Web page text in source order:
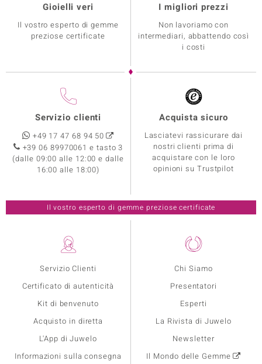
Servizio Clienti
Certificato di autenticità
Kit di benvenuto
Acquisto in diretta
L'App di Juwelo
Informazioni sulla consegna
Chi Siamo
Presentatori
Esperti
La Rivista di Juwelo
Newsletter
Il Mondo delle Gemme
Gioielli veri
Il vostro esperto di gemme
preziose certificate
I migliori prezzi
Non lavoriamo con
intermediari, abbattendo così
i costi
Servizio clienti
+49 17 47 68 94 50
+39 06 89970061 e tasto 3
(dalle 09:00 alle 12:00 e dalle
16:00 alle 18:00)
Acquista sicuro
Lasciatevi rassicurare dai
nostri clienti prima di
acquistare con le loro
opinioni su Trustpilot
Il vostro esperto di gemme preziose certificate